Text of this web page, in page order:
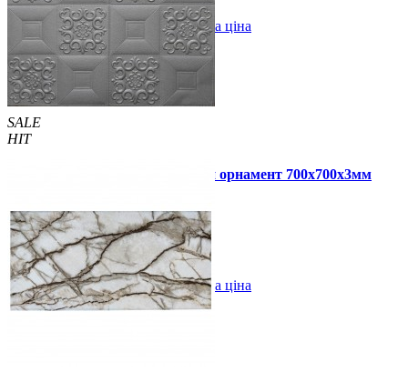
Купити В закладки Оптова ціна
SALE
HIT
Самоклеюча 3D панель срібний орнамент 700x700x3мм
79 грн./шт 160 грн./шт
Купити В закладки Оптова ціна